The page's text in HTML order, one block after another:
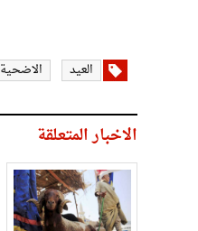
العيد الاضحية
الاخبار المتعلقة